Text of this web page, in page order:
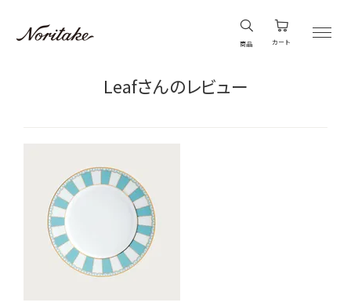
商品 カート
Leafさんのレビュー